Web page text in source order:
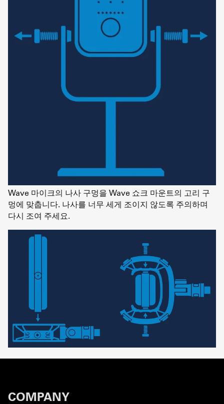
Wave 마이크의 나사 구멍을 Wave 쇼크 마운트의 고리 구
멍에 맞춥니다. 나사를 너무 세게 조이지 않도록 주의하며
다시 조여 주세요.
COMPANY